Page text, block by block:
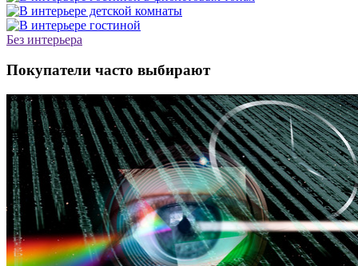
Без интерьера
Покупатели часто выбирают